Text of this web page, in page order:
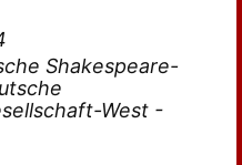
Shakespeare-
West -